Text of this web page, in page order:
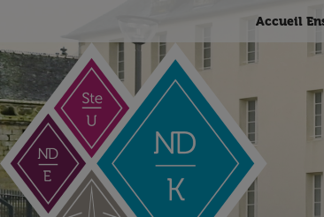
Accueil